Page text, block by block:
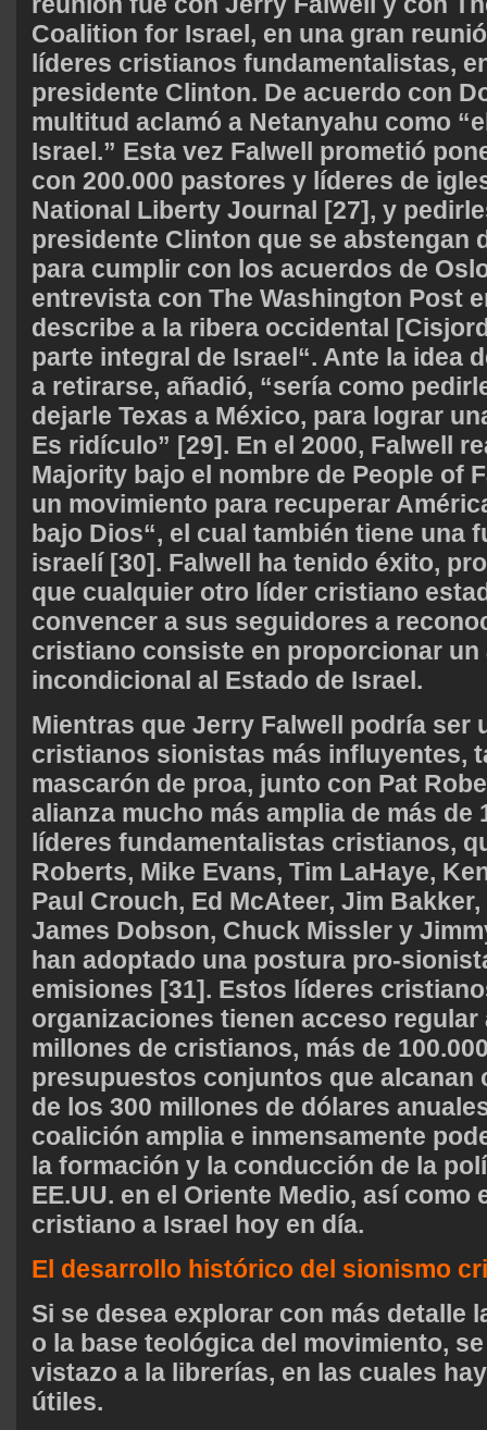
Coalition for Israel, en una gran
líderes cristianos fundamentalistas,
presidente Clinton. De acuerdo con
multitud aclamó a Netanyahu como
Israel.” Esta vez Falwell prometió
con 200.000 pastores y líderes de
National Liberty Journal [27], y
presidente Clinton que se abstengan
para cumplir con los acuerdos de
entrevista con The Washington Post
describe a la ribera occidental
parte integral de Israel“. Ante la idea
a retirarse, añadió, “sería como
dejarle Texas a México, para lograr
Es ridículo” [29]. En el 2000, Falwell
Majority bajo el nombre de People of
un movimiento para recuperar
bajo Dios“, el cual también tiene una
israelí [30]. Falwell ha tenido éxito,
que cualquier otro líder cristiano
convencer a sus seguidores a
cristiano consiste en proporcionar un
incondicional al Estado de Israel.
Mientras que Jerry Falwell podría ser
cristianos sionistas más influyentes,
mascarón de proa, junto con Pat
alianza mucho más amplia de más de
líderes fundamentalistas cristianos,
Roberts, Mike Evans, Tim LaHaye,
Paul Crouch, Ed McAteer, Jim
James Dobson, Chuck Missler y
han adoptado una postura pro-
emisiones [31]. Estos líderes
organizaciones tienen acceso regular
millones de cristianos, más de
presupuestos conjuntos que alcanan
de los 300 millones de dólares
coalición amplia e inmensamente
la formación y la conducción de la
EE.UU. en el Oriente Medio, así como
cristiano a Israel hoy en día.
El desarrollo histórico del sionismo
Si se desea explorar con más detalle
o la base teológica del movimiento,
vistazo a la librerías, en las cuales
útiles.